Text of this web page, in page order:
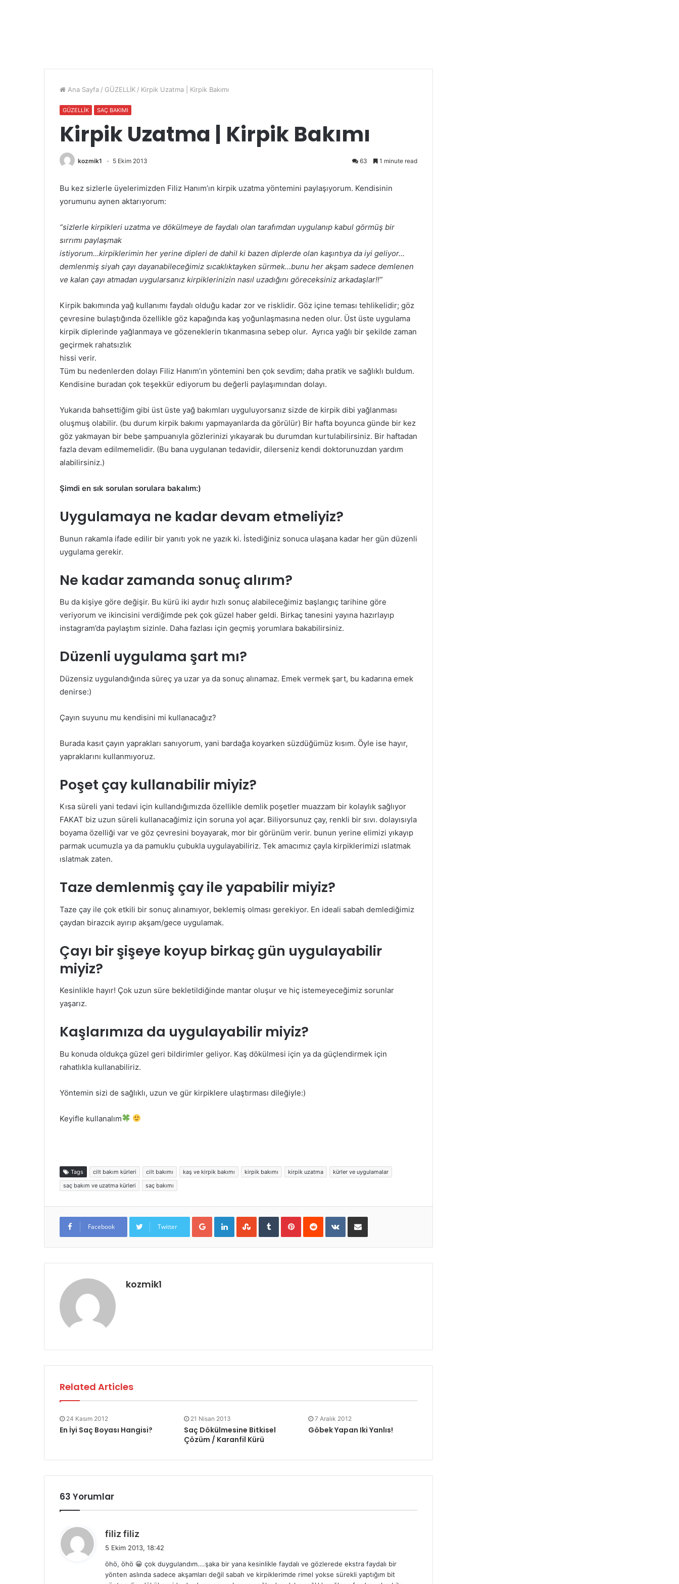
Ana Sayfa / GÜZELLİK / Kirpik Uzatma | Kirpik Bakımı
GÜZELLİK SAÇ BAKIMI
Kirpik Uzatma | Kirpik Bakımı
kozmik1 5 Ekim 2013 63 1 minute read
Bu kez sizlerle üyelerimizden Filiz Hanım’ın kirpik uzatma yöntemini paylaşıyorum. Kendisinin
yorumunu aynen aktarıyorum:
“sizlerle kirpikleri uzatma ve dökülmeye de faydalı olan tarafımdan uygulanıp kabul görmüş bir
sırrımı paylaşmak
istiyorum…kirpiklerimin her yerine dipleri de dahil ki bazen diplerde olan kaşıntıya da iyi geliyor…
demlenmiş siyah çayı dayanabileceğimiz sıcaklıktayken sürmek…bunu her akşam sadece demlenen
ve kalan çayı atmadan uygularsanız kirpiklerinizin nasıl uzadığını göreceksiniz arkadaşlar!!”
Kirpik bakımında yağ kullanımı faydalı olduğu kadar zor ve risklidir. Göz içine teması tehlikelidir; göz
çevresine bulaştığında özellikle göz kapağında kaş yoğunlaşmasına neden olur. Üst üste uygulama
kirpik diplerinde yağlanmaya ve gözeneklerin tıkanmasına sebep olur. Ayrıca yağlı bir şekilde zaman
geçirmek rahatsızlık
hissi verir.
Tüm bu nedenlerden dolayı Filiz Hanım’ın yöntemini ben çok sevdim; daha pratik ve sağlıklı buldum.
Kendisine buradan çok teşekkür ediyorum bu değerli paylaşımından dolayı.
Yukarıda bahsettiğim gibi üst üste yağ bakımları uyguluyorsanız sizde de kirpik dibi yağlanması
oluşmuş olabilir. (bu durum kirpik bakımı yapmayanlarda da görülür) Bir hafta boyunca günde bir kez
göz yakmayan bir bebe şampuanıyla gözlerinizi yıkayarak bu durumdan kurtulabilirsiniz. Bir haftadan
fazla devam edilmemelidir. (Bu bana uygulanan tedavidir, dilerseniz kendi doktorunuzdan yardım
alabilirsiniz.)
Şimdi en sık sorulan sorulara bakalım:)
Uygulamaya ne kadar devam etmeliyiz?
Bunun rakamla ifade edilir bir yanıtı yok ne yazık ki. İstediğiniz sonuca ulaşana kadar her gün düzenli
uygulama gerekir.
Ne kadar zamanda sonuç alırım?
Bu da kişiye göre değişir. Bu kürü iki aydır hızlı sonuç alabileceğimiz başlangıç tarihine göre
veriyorum ve ikincisini verdiğimde pek çok güzel haber geldi. Birkaç tanesini yayına hazırlayıp
instagram’da paylaştım sizinle. Daha fazlası için geçmiş yorumlara bakabilirsiniz.
Düzenli uygulama şart mı?
Düzensiz uygulandığında süreç ya uzar ya da sonuç alınamaz. Emek vermek şart, bu kadarına emek
denirse:)
Çayın suyunu mu kendisini mi kullanacağız?
Burada kasıt çayın yaprakları sanıyorum, yani bardağa koyarken süzdüğümüz kısım. Öyle ise hayır,
yapraklarını kullanmıyoruz.
Poşet çay kullanabilir miyiz?
Kısa süreli yani tedavi için kullandığımızda özellikle demlik poşetler muazzam bir kolaylık sağlıyor
FAKAT biz uzun süreli kullanacağimiz için soruna yol açar. Biliyorsunuz çay, renkli bir sıvı. dolayısıyla
boyama özelliği var ve göz çevresini boyayarak, mor bir görünüm verir. bunun yerine elimizi yıkayıp
parmak ucumuzla ya da pamuklu çubukla uygulayabiliriz. Tek amacımız çayla kirpiklerimizi ıslatmak
ıslatmak zaten.
Taze demlenmiş çay ile yapabilir miyiz?
Taze çay ile çok etkili bir sonuç alınamıyor, beklemiş olması gerekiyor. En ideali sabah demlediğimiz
çaydan birazcık ayırıp akşam/gece uygulamak.
Çayı bir şişeye koyup birkaç gün uygulayabilir
miyiz?
Kesinlikle hayır! Çok uzun süre bekletildiğinde mantar oluşur ve hiç istemeyeceğimiz sorunlar
yaşarız.
Kaşlarımıza da uygulayabilir miyiz?
Bu konuda oldukça güzel geri bildirimler geliyor. Kaş dökülmesi için ya da güçlendirmek için
rahatlıkla kullanabiliriz.
Yöntemin sizi de sağlıklı, uzun ve gür kirpiklere ulaştırması dileğiyle:)
Keyifle kullanalım
Tags cilt bakım kürleri cilt bakımı kaş ve kirpik bakımı kirpik bakımı kirpik uzatma
kürler ve uygulamalar
saç bakım ve uzatma kürleri
saç bakımı
Facebook Twitter
Google+LinkedInStumbleUpon
TumblrPinterestReddit VKontakteE-Posta ile paylaş
kozmik1
Related Articles
24 Kasım 2012
En İyi Saç Boyası Hangisi?
21 Nisan 2013
Saç Dökülmesine Bitkisel
Çözüm / Karanfil Kürü
7 Aralık 2012
Göbek Yapan Iki Yanlıs!
63 Yorumlar
filiz filiz
i
k
5 Ekim 2013, 18:42
öhö, öhö 😀 çok duygulandım….şaka bir yana kesinlikle faydalı ve gözlerede ekstra faydalı bir
yönten aslında sadece akşamları değil sabah ve kirpiklerimde rimel yokse sürekli yaptığım bit